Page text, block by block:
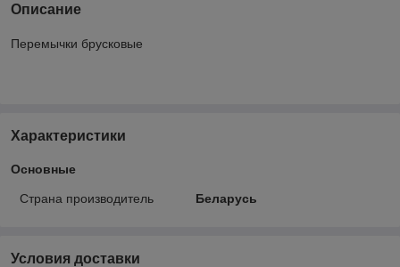
Описание
Перемычки брусковые
Характеристики
Основные
Страна производитель Беларусь
Условия доставки